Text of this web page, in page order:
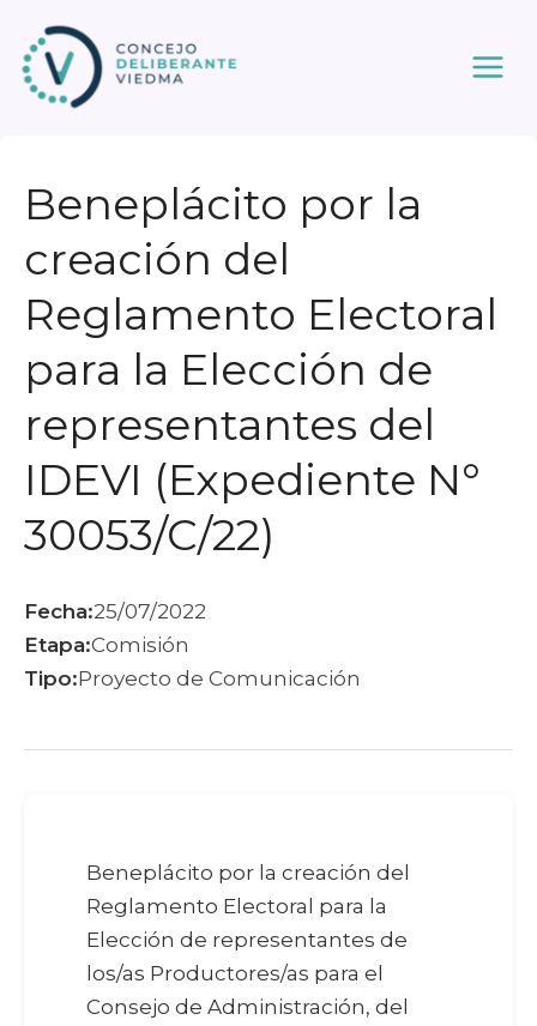
contenido
Beneplácito por la
creación del
Reglamento Electoral
para la Elección de
representantes del
IDEVI (Expediente N°
30053/C/22)
Fecha:25/07/2022
Etapa:Comisión
Tipo:Proyecto de Comunicación
Beneplácito por la creación del
Reglamento Electoral para la
Elección de representantes de
los/as Productores/as para el
Consejo de Administración, del